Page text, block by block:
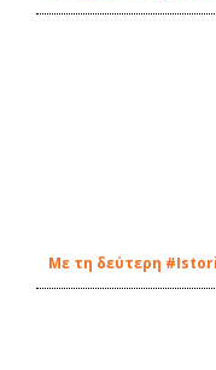
Με τη δεύτερη